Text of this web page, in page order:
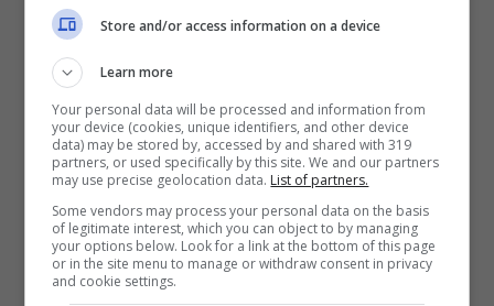
Store and/or access information on a device
Learn more
Your personal data will be processed and information from
your device (cookies, unique identifiers, and other device
data) may be stored by, accessed by and shared with 319
partners, or used specifically by this site. We and our partners
may use precise geolocation data. List of partners.
Some vendors may process your personal data on the basis
of legitimate interest, which you can object to by managing
your options below. Look for a link at the bottom of this page
or in the site menu to manage or withdraw consent in privacy
and cookie settings.